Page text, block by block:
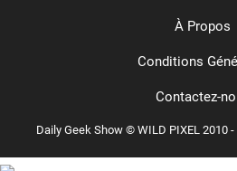
Daily Geek Show © WILD PIXEL 2010
À Propos
Conditions
Contactez-